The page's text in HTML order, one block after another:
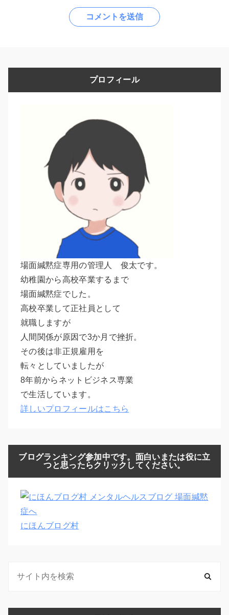
プロフィール
場面緘黙症専用の管理人 俊太です。
幼稚園から高校卒業するまで
場面緘黙症でした。
高校卒業して正社員として
就職しますが
人間関係が原因で3か月で挫折。
その後は非正規雇用を
転々としていましたが
8年前からネットビジネス専業
で生活しています。
詳しいプロフィールはこちら
ブログランキング参加中です。面白いまたは役に立
つと思ったらクリックしてください。
にほんブログ村